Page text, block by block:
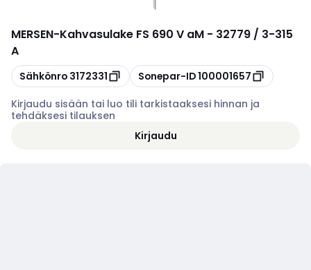
MERSEN-Kahvasulake FS 690 V aM - 32779 / 3-315
A
Kopioi
Sähkönro 3172331 Kopioi
Sonepar-ID100001657
Kirjaudu sisään tai luo tili tarkistaaksesi hinnan ja
tehdäksesi tilauksen
Kirjaudu